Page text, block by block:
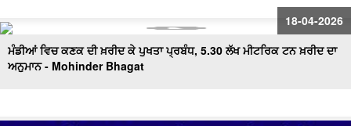
18-04-2026
ਮੰਡੀਆਂ ਵਿਚ ਕਣਕ ਦੀ ਖ਼ਰੀਦ ਕੇ ਪੁਖਤਾ ਪ੍ਰਬੰਧ, 5.30 ਲੱਖ ਮੀਟਰਿਕ ਟਨ ਖ਼ਰੀਦ ਦਾ
ਅਨੁਮਾਨ - Mohinder Bhagat